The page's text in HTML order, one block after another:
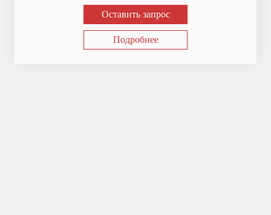
Оставить запрос
Подробнее